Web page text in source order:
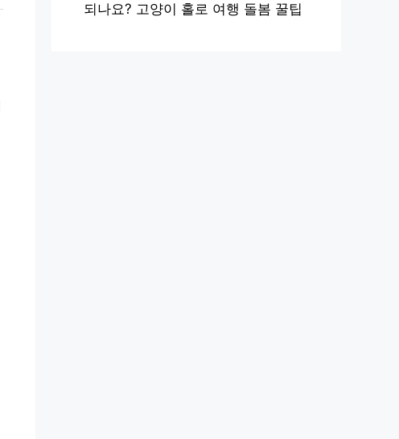
되나요? 고양이 홀로 여행 돌봄 꿀팁